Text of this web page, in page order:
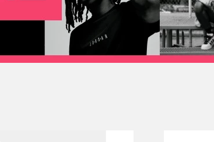
mujer
zapatillas jordan